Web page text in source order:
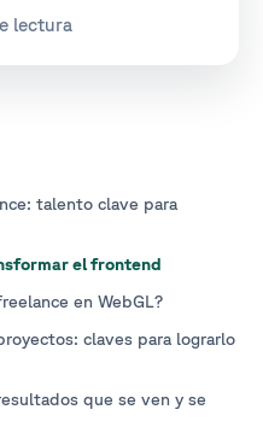
lectura
talento clave para
el frontend
en WebGL?
claves para lograrlo
que se ven y se